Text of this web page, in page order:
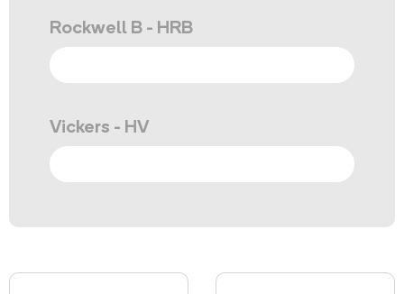
Rockwell B - HRB
Vickers - HV